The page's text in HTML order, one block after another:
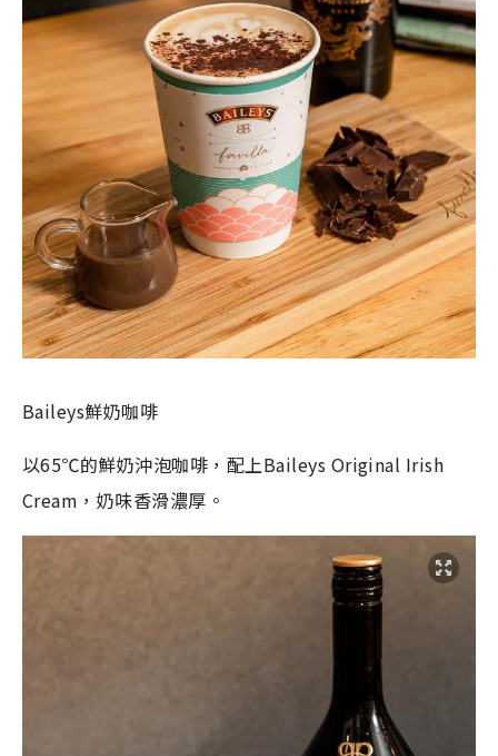
Baileys鮮奶咖啡
以65℃的鮮奶沖泡咖啡，配上Baileys Original Irish
Cream，奶味香滑濃厚。